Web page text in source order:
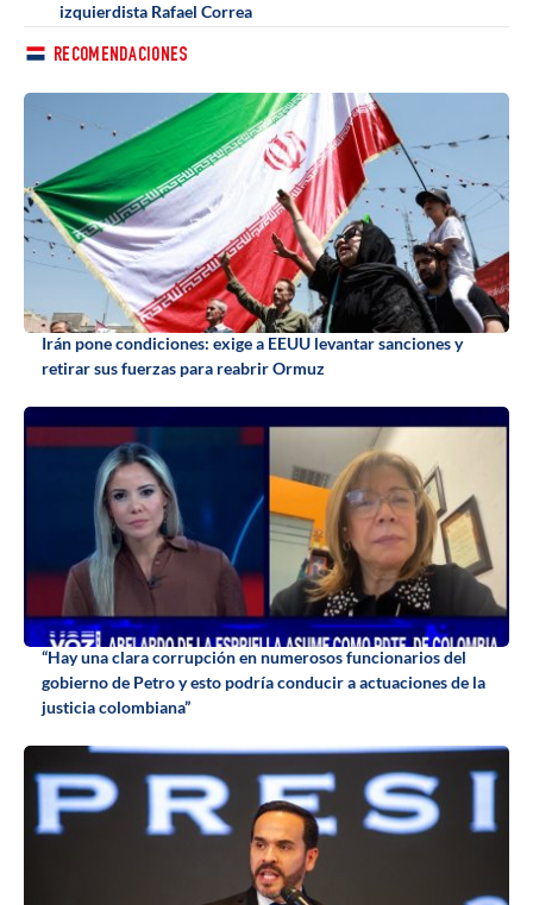
izquierdista Rafael Correa
RECOMENDACIONES
Irán pone condiciones: exige a EEUU levantar sanciones y
retirar sus fuerzas para reabrir Ormuz
“Hay una clara corrupción en numerosos funcionarios del
gobierno de Petro y esto podría conducir a actuaciones de la
justicia colombiana”